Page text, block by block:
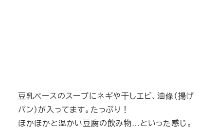
豆乳ベースのスープにネギや干しエビ、油條（揚げ
パン）が入ってます。たっぷり！
ほかほかと温かい豆腐の飲み物…といった感じ。